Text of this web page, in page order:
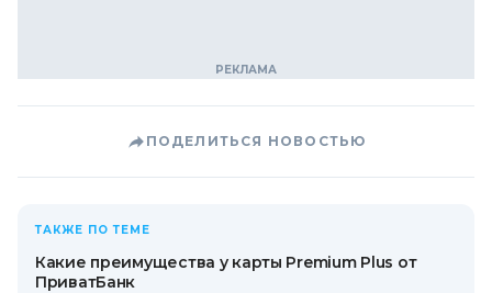
ПОДЕЛИТЬСЯ НОВОСТЬЮ
ТАКЖЕ ПО ТЕМЕ
Какие преимущества у карты Premium Plus от
ПриватБанк